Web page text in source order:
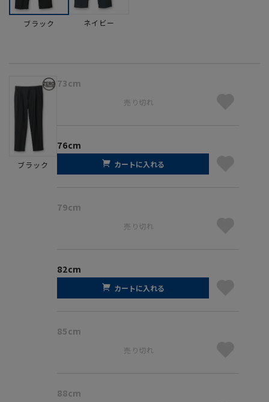
ブラック ネイビー
ブラック
73cm
売り切れ
76cm
カートに入れる
79cm
売り切れ
82cm
カートに入れる
85cm
売り切れ
88cm